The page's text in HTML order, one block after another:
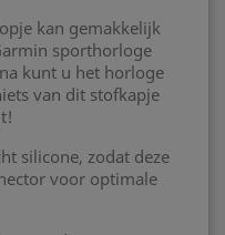
kan gemakkelijk
sporthorloge
kunt u het horloge
van dit stofkapje
silicone, zodat deze
voor optimale